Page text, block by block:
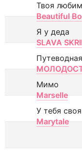
Твоя
Beautiful
Я у деда
SLAVA
Путеводная
Мимо
Marselle
У тебя
Marytale